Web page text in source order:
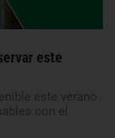
este
este verano
con el